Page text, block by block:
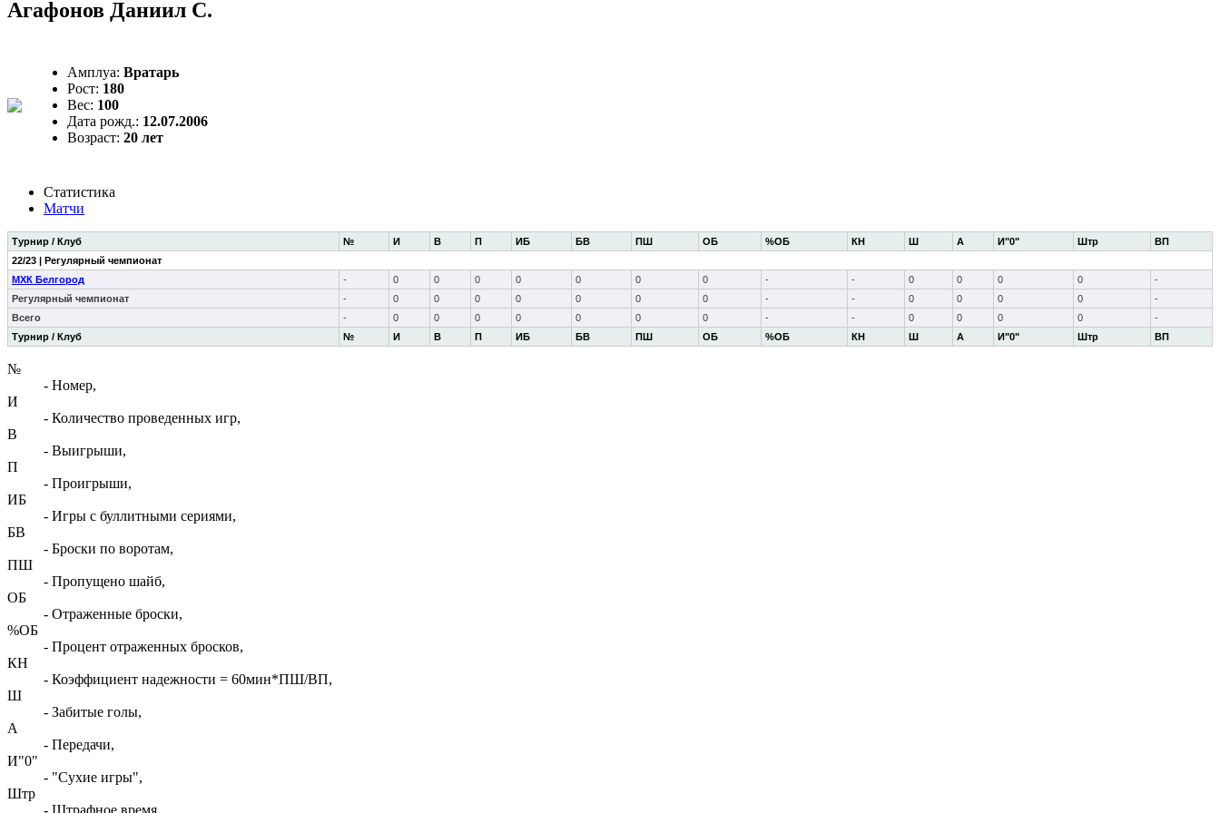
Агафонов Даниил С.
Амплуа: Вратарь
Рост: 180
Вес: 100
Дата рожд.: 12.07.2006
Возраст: 20 лет
Статистика
Матчи
Турнир / Клуб № И В П ИБ БВ ПШ ОБ %ОБ КН Ш А И"0" Штр ВП
Турнир / Клуб № И В П ИБ БВ ПШ ОБ %ОБ КН Ш А И"0" Штр ВП
22/23 | Регулярный чемпионат
МХК Белгород
- 0 0 0 0 0 0 0 - - 0 0 0 0
-
Регулярный чемпионат
- 0 0 0 0 0 0 0 - - 0 0 0 0
-
Всего
- 0 0 0 0 0 0 0 - - 0 0 0 0 -
№
- Номер,
И
- Количество проведенных игр,
В
- Выигрыши,
П
- Проигрыши,
ИБ
- Игры с буллитными сериями,
БВ
- Броски по воротам,
ПШ
- Пропущено шайб,
ОБ
- Отраженные броски,
%ОБ
- Процент отраженных бросков,
КН
- Коэффициент надежности = 60мин*ПШ/ВП,
Ш
- Забитые голы,
А
- Передачи,
И"0"
- "Сухие игры",
Штр
- Штрафное время,